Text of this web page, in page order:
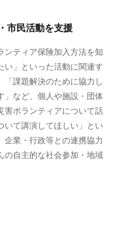
市民活動を支援
ンティア保険加入方法を知
い」といった活動に関連す
「課題解決のために協力し
」など、個人や施設・団体
害ボランティアについて話
いて講演してほしい」とい
企業・行政等との連携協力
の自主的な社会参加・地域